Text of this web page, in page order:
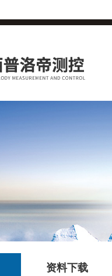
资料下载